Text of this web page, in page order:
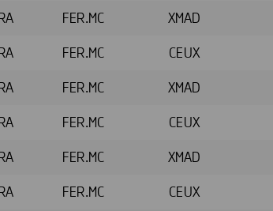
FER.MC XMAD
FER.MC CEUX
FER.MC XMAD
FER.MC CEUX
FER.MC XMAD
FER.MC CEUX